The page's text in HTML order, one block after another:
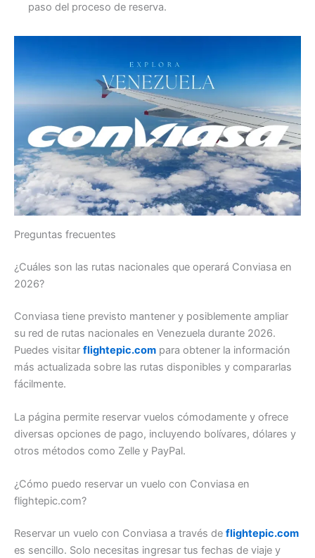
paso del proceso de reserva.
Preguntas frecuentes
¿Cuáles son las rutas nacionales que operará Conviasa en
2026?
Conviasa tiene previsto mantener y posiblemente ampliar
su red de rutas nacionales en Venezuela durante 2026.
Puedes visitar flightepic.com para obtener la información
más actualizada sobre las rutas disponibles y compararlas
fácilmente.
La página permite reservar vuelos cómodamente y ofrece
diversas opciones de pago, incluyendo bolívares, dólares y
otros métodos como Zelle y PayPal.
¿Cómo puedo reservar un vuelo con Conviasa en
flightepic.com?
Reservar un vuelo con Conviasa a través de flightepic.com
es sencillo. Solo necesitas ingresar tus fechas de viaje y